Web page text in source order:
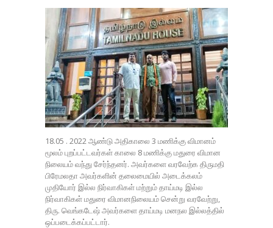
18.05 . 2022 ஆண்டு அதிகாலை 3 மணிக்கு விமானம்
மூலம் புறப்பட்டவர்கள் காலை 8 மணிக்கு மதுரை விமான
நிலையம் வந்து சேர்ந்தனர். அவர்களை வரவேற்க திருமதி
பிரேமலதா அவர்களின் தலைமையில் அடைக்கலம்
முதியோர் இல்ல நிர்வாகிகள் மற்றும் தாய்மடி இல்ல
நிர்வாகிகள் மதுரை விமானநிலையம் சென்று வரவேற்று,
திரு. வெங்கடேஷ் அவர்களை தாய்மடி மனநல இல்லத்தில்
ஒப்படைக்கப்பட்டார்.